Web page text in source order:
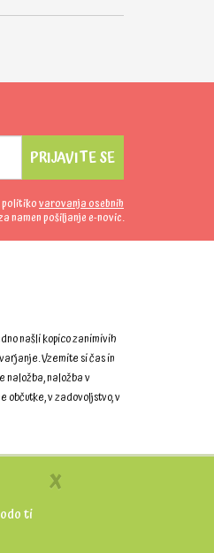
PRIJAVITE SE
politikovarovanja osebnih
namen pošiljanje e-novic.
našli kopico zanimivih
Vzemite si čas in
naložba, naložba v
v zadovoljstvo, v
X
ti